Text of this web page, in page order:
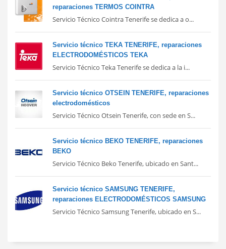
reparaciones TERMOS COINTRA
Servicio Técnico Cointra Tenerife se dedica a o...
Servicio técnico TEKA TENERIFE, reparaciones
ELECTRODOMÉSTICOS TEKA
Servicio Técnico Teka Tenerife se dedica a la i...
Servicio técnico OTSEIN TENERIFE, reparaciones
electrodomésticos
Servicio Técnico Otsein Tenerife, con sede en S...
Servicio técnico BEKO TENERIFE, reparaciones
BEKO
Servicio Técnico Beko Tenerife, ubicado en Sant...
Servicio técnico SAMSUNG TENERIFE,
reparaciones ELECTRODOMÉSTICOS SAMSUNG
Servicio Técnico Samsung Tenerife, ubicado en S...